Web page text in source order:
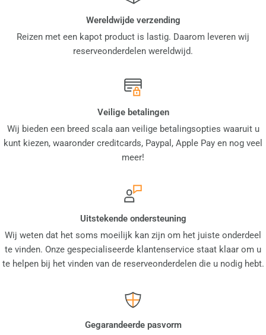
Wereldwijde verzending
Reizen met een kapot product is lastig. Daarom leveren wij
reserveonderdelen wereldwijd.
Veilige betalingen
Wij bieden een breed scala aan veilige betalingsopties waaruit u
kunt kiezen, waaronder creditcards, Paypal, Apple Pay en nog veel
meer!
Uitstekende ondersteuning
Wij weten dat het soms moeilijk kan zijn om het juiste onderdeel
te vinden. Onze gespecialiseerde klantenservice staat klaar om u
te helpen bij het vinden van de reserveonderdelen die u nodig hebt.
Gegarandeerde pasvorm